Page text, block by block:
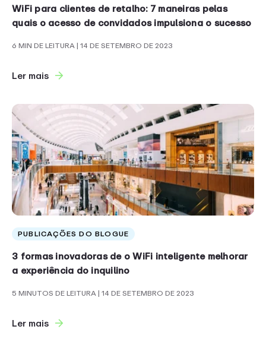
WiFi para clientes de retalho: 7 maneiras pelas
quais o acesso de convidados impulsiona o sucesso
6 MIN DE LEITURA| 14 DE SETEMBRO DE 2023
Ler mais
PUBLICAÇÕES DO BLOGUE
3 formas inovadoras de o WiFi inteligente melhorar
a experiência do inquilino
5 MINUTOS DE LEITURA| 14 DE SETEMBRO DE 2023
Ler mais